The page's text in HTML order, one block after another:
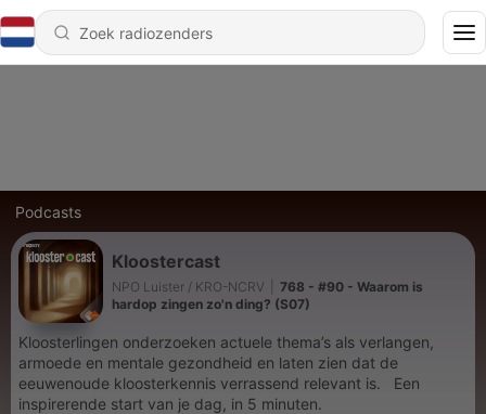
Podcasts
Kloostercast
NPO Luister / KRO-NCRV
768 - #90 - Waarom is
hardop zingen zo'n ding? (S07)
Kloosterlingen onderzoeken actuele thema’s als verlangen,
armoede en mentale gezondheid en laten zien dat de
eeuwenoude kloosterkennis verrassend relevant is. Een
inspirerende start van je dag, in 5 minuten.